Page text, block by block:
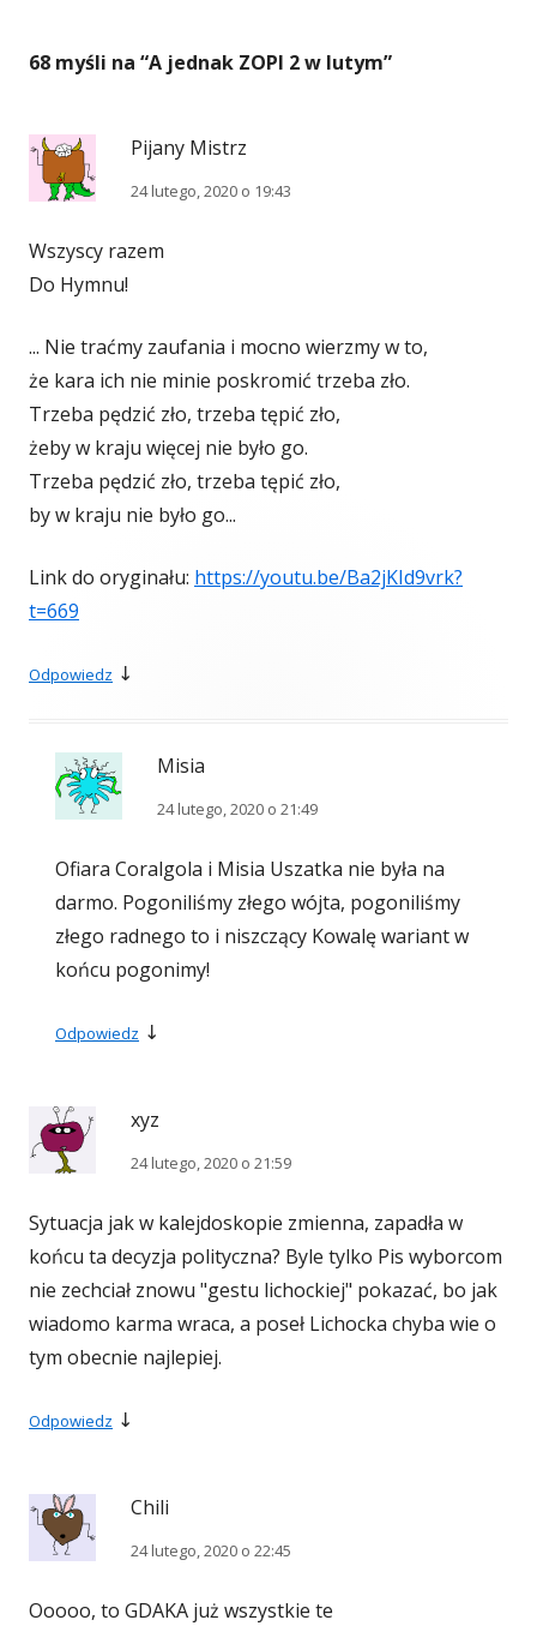
68 myśli na “A jednak ZOPI 2 w lutym”
Pijany Mistrz
24 lutego, 2020 o 19:43
Wszyscy razem
Do Hymnu!
... Nie traćmy zaufania i mocno wierzmy w to,
że kara ich nie minie poskromić trzeba zło.
Trzeba pędzić zło, trzeba tępić zło,
żeby w kraju więcej nie było go.
Trzeba pędzić zło, trzeba tępić zło,
by w kraju nie było go...
Link do oryginału: https://youtu.be/Ba2jKId9vrk?
t=669
Odpowiedz ↓
Misia
24 lutego, 2020 o 21:49
Ofiara Coralgola i Misia Uszatka nie była na
darmo. Pogoniliśmy złego wójta, pogoniliśmy
złego radnego to i niszczący Kowalę wariant w
końcu pogonimy!
Odpowiedz ↓
xyz
24 lutego, 2020 o 21:59
Sytuacja jak w kalejdoskopie zmienna, zapadła w
końcu ta decyzja polityczna? Byle tylko Pis wyborcom
nie zechciał znowu "gestu lichockiej" pokazać, bo jak
wiadomo karma wraca, a poseł Lichocka chyba wie o
tym obecnie najlepiej.
Odpowiedz ↓
Chili
24 lutego, 2020 o 22:45
Ooooo, to GDAKA już wszystkie te